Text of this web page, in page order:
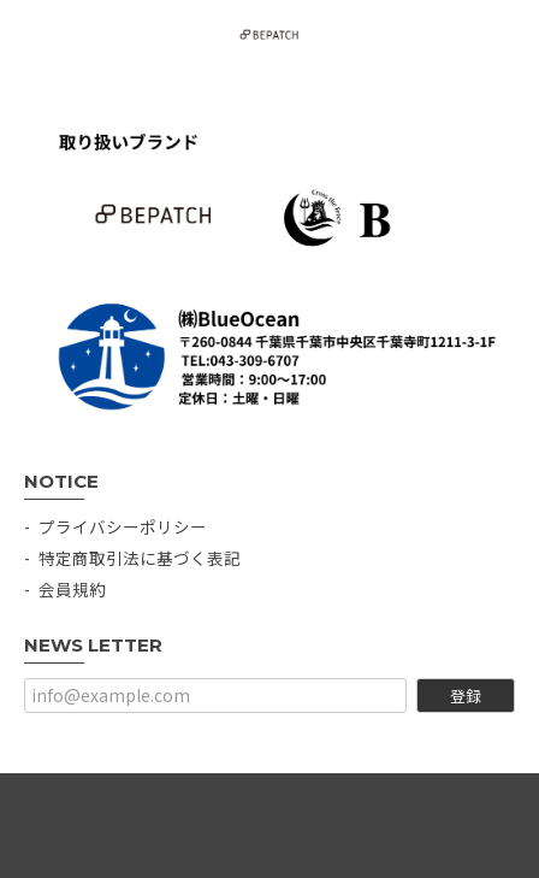
NOTICE
プライバシーポリシー
特定商取引法に基づく表記
会員規約
NEWS LETTER
登録